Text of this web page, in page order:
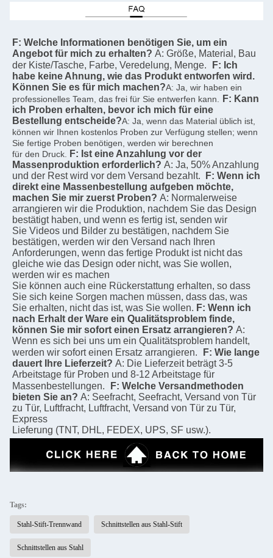
F: Welche Informationen benötigen Sie, um ein
Angebot für mich zu erhalten? A: Größe, Material, Bau
der Kiste/Tasche, Farbe, Veredelung, Menge.
F: Ich
habe keine Ahnung, wie das Produkt entworfen wird.
Können Sie es für mich machen?A: Ja, wir haben ein
professionelles Team, das frei für Sie entwerfen kann.
F: Kann
ich Proben erhalten, bevor ich mich für eine
Bestellung entscheide?A: Ja, wenn das Material üblich ist,
können wir Ihnen kostenlos Proben zur Verfügung stellen; wenn
Sie fertige Proben benötigen, werden wir berechnen
für den Druck.
F: Ist eine Anzahlung vor der
Massenproduktion erforderlich? A: Ja, 50% Anzahlung
und der Rest wird vor dem Versand bezahlt.
F: Wenn ich
direkt eine Massenbestellung aufgeben möchte,
machen Sie mir zuerst Proben? A: Normalerweise
arrangieren wir die Produktion, nachdem Sie das Design
bestätigt haben, und wenn es fertig ist, senden wir
Sie Videos und Bilder zu bestätigen, nachdem Sie
bestätigen, werden wir den Versand nach Ihren
Anforderungen, wenn das fertige Produkt ist nicht das
gleiche wie das Design oder nicht, was Sie wollen,
werden wir es machen
Sie können auch eine Rückerstattung erhalten, so dass
Sie sich keine Sorgen machen müssen, dass das, was
Sie erhalten, nicht das ist, was Sie wollen. F: Wenn ich
nach Erhalt der Ware ein Qualitätsproblem finde,
können Sie mir sofort einen Ersatz arrangieren? A:
Wenn es sich bei uns um ein Qualitätsproblem handelt,
werden wir sofort einen Ersatz arrangieren.
F: Wie lange
dauert Ihre Lieferzeit? A: Die Lieferzeit beträgt 3-5
Arbeitstage für Proben und 8-12 Arbeitstage für
Massenbestellungen.
F: Welche Versandmethoden
bieten Sie an? A: Seefracht, Seefracht, Versand von Tür
zu Tür, Luftfracht, Luftfracht, Versand von Tür zu Tür,
Express
Lieferung (TNT, DHL, FEDEX, UPS, SF usw.).
Tags:
Stahl-Stift-Trennwand Schnittstellen aus Stahl-Stift
Schnittstellen aus Stahl